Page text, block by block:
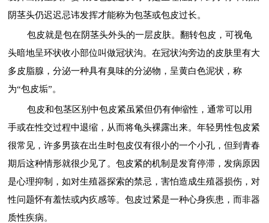
阴茎头仍迟迟忌讳发挥才能称为包茎或包皮过长。
包皮就是包在阴茎头外头的一层皮肤。翻转包皮，可视龟
头暗地呈环状收小部位叫做冠状沟。在冠状沟旁边的皮肤里有大
多皮脂腺，分泌一种具有臭味的分泌物，呈黄白色泥状，称
为“包皮垢”。
包皮和包茎区别中包皮紧虽紧但仍有伸缩性，通常可以用
手或在性交过程中退缩，从而将龟头裸露出来。年轻男性包皮紧
很常见，许多男孩在出生时包皮仅有很小的一个小孔，但到青春
期后这种情形就很少见了。包皮紧的机制是发育停滞，发病原因
是心理抑制，如对生殖器探索的禁忌，害怕造成生殖器损伤，对
性问题怀有羞怯或内疚感等。包皮过紧是一种心身疾患，而非器
质性疾病。